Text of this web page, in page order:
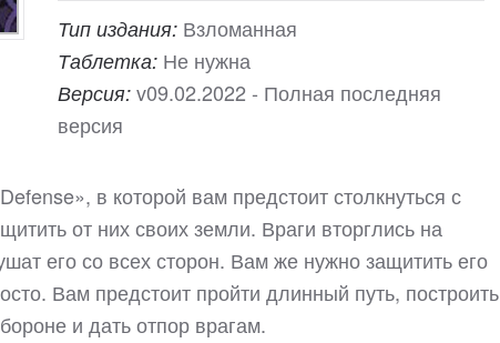
Тип издания: Взломанная
Таблетка: Не нужна
Версия: v09.02.2022 - Полная последняя
версия
в которой вам предстоит столкнуться с
от них своих земли. Враги вторглись на
его со всех сторон. Вам же нужно защитить его
Вам предстоит пройти длинный путь, построить
и дать отпор врагам.